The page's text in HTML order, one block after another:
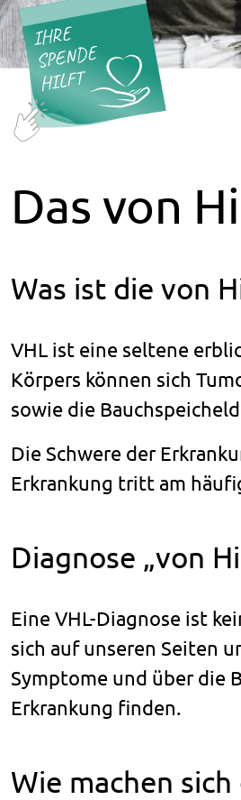
Das von
Was ist die von
VHL ist eine seltene
Körpers können sich
sowie die
Die Schwere der
Erkrankung tritt am
Diagnose „von
Eine VHL-Diagnose ist
sich auf unseren Seiten
Symptome und über die
Erkrankung finden.
Wie machen